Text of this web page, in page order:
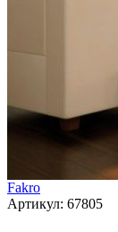
Fakro
Артикул: 67805